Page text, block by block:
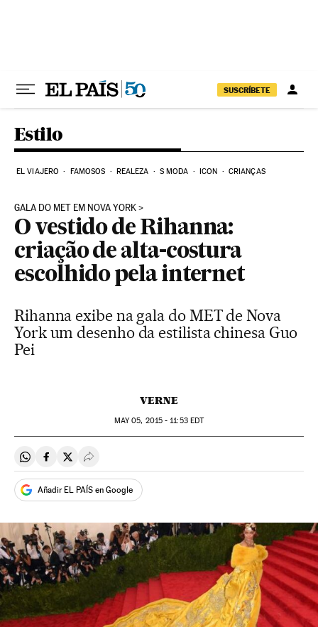
SUSCRÍBETE
Estilo
EL VIAJERO FAMOSOS REALEZA S MODA ICON CRIANÇAS
GALA DO MET EM NOVA YORK
O vestido de Rihanna:
criação de alta-costura
escolhido pela internet
Rihanna exibe na gala do MET de Nova
York um desenho da estilista chinesa Guo
Pei
VERNE
MAY05, 2015 - 11:53EDT
Compartir en Whatsapp
Compartir en Facebook
Compartir en Twitter
Desplegar Redes Sociales
Añadir EL PAÍS en Google